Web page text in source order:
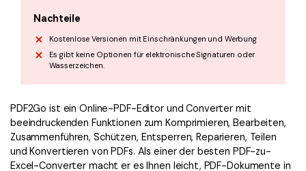
Nachteile
Kostenlose Versionen mit Einschränkungen und Werbung
Es gibt keine Optionen für elektronische Signaturen oder
Wasserzeichen.
PDF2Go ist ein Online-PDF-Editor und Converter mit
beeindruckenden Funktionen zum Komprimieren, Bearbeiten,
Zusammenführen, Schützen, Entsperren, Reparieren, Teilen
und Konvertieren von PDFs. Als einer der besten PDF-zu-
Excel-Converter macht er es Ihnen leicht, PDF-Dokumente in